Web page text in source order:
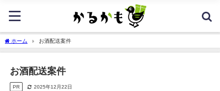
ホーム お酒配送案件
お酒配送案件
PR 2025年12月22日